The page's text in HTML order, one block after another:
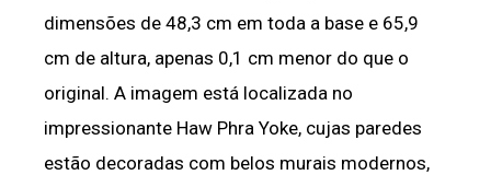
dimensões de 48,3 cm em toda a base e 65,9
cm de altura, apenas 0,1 cm menor do que o
original. A imagem está localizada no
impressionante Haw Phra Yoke, cujas paredes
estão decoradas com belos murais modernos,